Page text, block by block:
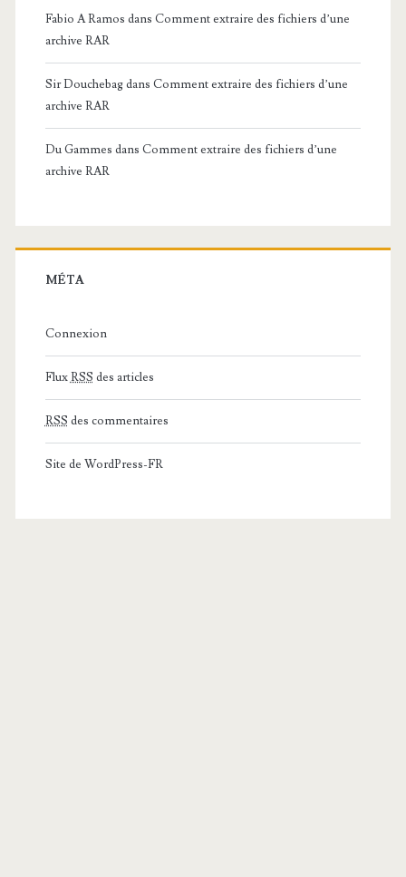
Fabio A Ramos dans Comment extraire des fichiers d’une
archive RAR
Sir Douchebagdans Comment extraire des fichiers d’une
archive RAR
Du Gammes dans Comment extraire des fichiers d’une
archive RAR
MÉTA
Connexion
FluxRSS des articles
RSS des commentaires
Site de WordPress-FR